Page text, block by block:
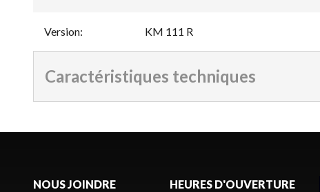
Version: KM 111 R
Caractéristiques techniques
NOUS JOINDRE HEURES D'OUVERTURE